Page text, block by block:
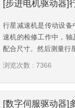
行星减速机是传动设
速机的检修工作中，
配合尺寸。然后测量行
浏览次数 : 7366